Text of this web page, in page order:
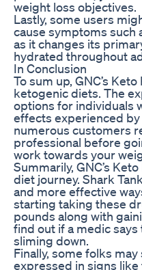
weight loss objectives.
Lastly, some users
cause symptoms such
as it changes its
hydrated throughout
In Conclusion
To sum up, GNC’s
ketogenic diets. The
options for individuals
effects experienced
numerous customers
professional before
work towards your
Summarily, GNC’s
diet journey. Shark
and more effective
starting taking these
pounds along with
find out if a medic
sliming down.
Finally, some folks
expressed in signs like